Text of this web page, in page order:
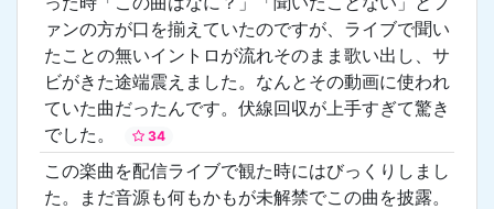
ァンの方が口を揃えていたのですが、ライブで聞い
たことの無いイントロが流れそのまま歌い出し、サ
ビがきた途端震えました。なんとその動画に使われ
ていた曲だったんです。伏線回収が上手すぎて驚き
でした。
34
この楽曲を配信ライブで観た時にはびっくりしまし
た。まだ音源も何もかもが未解禁でこの曲を披露。